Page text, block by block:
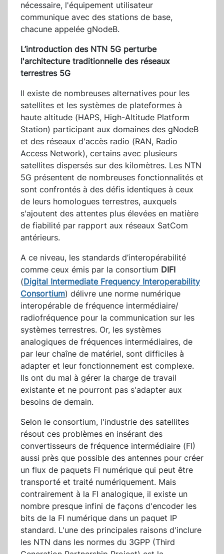
nécessaire, l'équipement utilisateur
communique avec des stations de base,
chacune appelée gNodeB.
L’introduction des NTN 5G perturbe
l'architecture traditionnelle des réseaux
terrestres 5G
Il existe de nombreuses alternatives pour les
satellites et les systèmes de plateformes à
haute altitude (HAPS, High-Altitude Platform
Station) participant aux domaines des gNodeB
et des réseaux d'accès radio (RAN, Radio
Access Network), certains avec plusieurs
satellites dispersés sur des kilomètres. Les NTN
5G présentent de nombreuses fonctionnalités et
sont confrontés à des défis identiques à ceux
de leurs homologues terrestres, auxquels
s'ajoutent des attentes plus élevées en matière
de fiabilité par rapport aux réseaux SatCom
antérieurs.
A ce niveau, les standards d’interopérabilité
comme ceux émis par la consortium DIFI
(Digital Intermediate Frequency Interoperability
Consortium) délivre une norme numérique
interopérable de fréquence intermédiaire/
radiofréquence pour la communication sur les
systèmes terrestres. Or, les systèmes
analogiques de fréquences intermédiaires, de
par leur chaîne de matériel, sont difficiles à
adapter et leur fonctionnement est complexe.
Ils ont du mal à gérer la charge de travail
existante et ne pourront pas s'adapter aux
besoins de demain.
Selon le consortium, l'industrie des satellites
résout ces problèmes en insérant des
convertisseurs de fréquence intermédiaire (FI)
aussi près que possible des antennes pour créer
un flux de paquets FI numérique qui peut être
transporté et traité numériquement. Mais
contrairement à la FI analogique, il existe un
nombre presque infini de façons d'encoder les
bits de la FI numérique dans un paquet IP
standard. L'une des principales raisons d'inclure
les NTN dans les normes du 3GPP (Third